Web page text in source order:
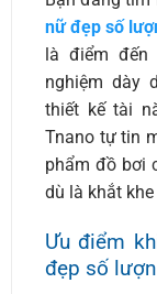
nữ đẹp số
là điểm đến
nghiệm dày
thiết kế tài
Tnano tự tin
phẩm đồ bơi
dù là khắt
Ưu điểm
đẹp số